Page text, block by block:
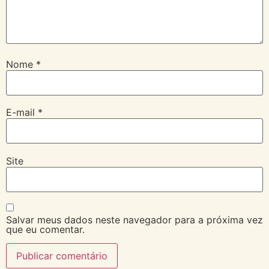
Nome *
E-mail *
Site
Salvar meus dados neste navegador para a próxima vez
que eu comentar.